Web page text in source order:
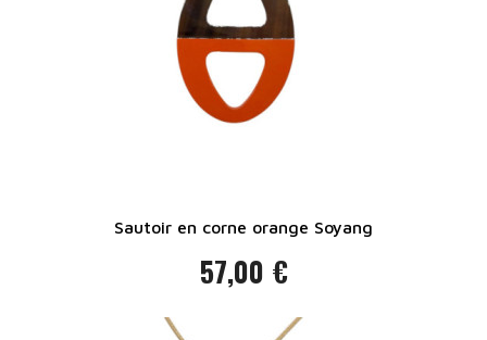
Sautoir en corne orange Soyang
Prix
57,00 €